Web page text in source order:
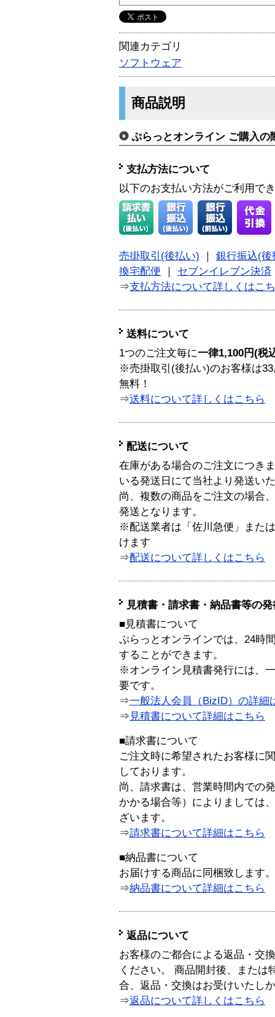
関連カテゴリ
ソフトウェア
商品説明
ぷらっとオンライン ご購入の
支払方法について
以下のお支払い方法がご利用で
売掛取引(後払い)
銀行振込(後
換宅配便
セブンイレブン決済
⇒支払方法について詳しくはこ
送料について
1つのご注文毎に一律1,100円(税
※売掛取引(後払い)のお客様は
無料！
⇒送料について詳しくはこちら
配送について
在庫がある場合のご注文につき
いる発送日にて当社より発送い
尚、複数の商品をご注文の場合
発送となります。
※配送業者は「佐川急便」また
けます
⇒配送について詳しくはこちら
見積書・請求書・納品書等の
■見積書について
ぷらっとオンラインでは、24時
することができます。
※オンライン見積書発行には、
要です。
⇒一般法人会員（BizID）の詳細
⇒ 見積書について詳細はこちら
■請求書について
ご注文時に希望されたお客様に
しております。
尚、請求書は、営業時間内での
かかる場合等）によりましては
ざいます。
⇒請求書について詳細はこちら
■納品書について
お届けする商品に同梱致します。
⇒納品書について詳細はこちら
返品について
お客様のご都合による返品・交
ください。 商品開封後、または
合、返品・交換はお受けいたし
⇒返品について詳しくはこちら